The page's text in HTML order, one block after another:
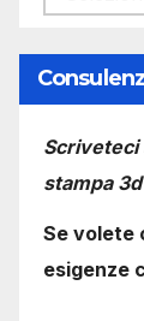
Scriveteci
stampa 3d
Se volete
esigenze